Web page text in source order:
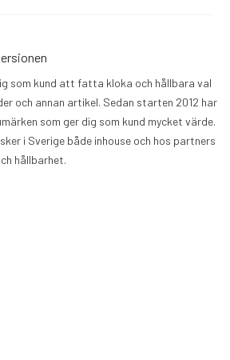
som kund att fatta kloka och hållbara val
och annan artikel. Sedan starten 2012 har
som ger dig som kund mycket värde.
i Sverige både inhouse och hos partners
hållbarhet.